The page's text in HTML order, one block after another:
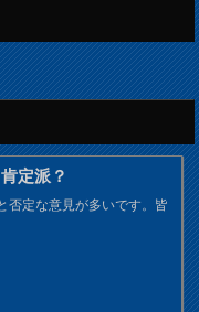
定派？
否定な意見が多いです。皆